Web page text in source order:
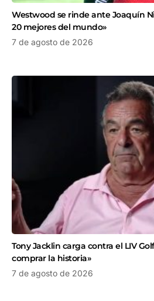
Westwood se rinde ante Joaquín
20 mejores del mundo»
7 de agosto de 2026
Tony Jacklin carga contra el LIV
comprar la historia»
7 de agosto de 2026